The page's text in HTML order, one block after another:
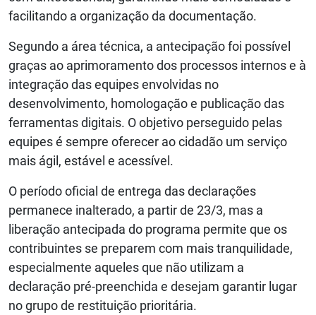
facilitando a organização da documentação.
Segundo a área técnica, a antecipação foi possível
graças ao aprimoramento dos processos internos e à
integração das equipes envolvidas no
desenvolvimento, homologação e publicação das
ferramentas digitais. O objetivo perseguido pelas
equipes é sempre oferecer ao cidadão um serviço
mais ágil, estável e acessível.
O período oficial de entrega das declarações
permanece inalterado, a partir de 23/3, mas a
liberação antecipada do programa permite que os
contribuintes se preparem com mais tranquilidade,
especialmente aqueles que não utilizam a
declaração pré-preenchida e desejam garantir lugar
no grupo de restituição prioritária.